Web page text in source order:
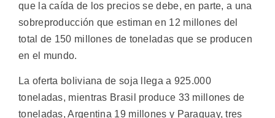
que la caída de los precios se debe, en parte, a una
sobreproducción que estiman en 12 millones del
total de 150 millones de toneladas que se producen
en el mundo.
La oferta boliviana de soja llega a 925.000
toneladas, mientras Brasil produce 33 millones de
toneladas, Argentina 19 millones y Paraguay, tres